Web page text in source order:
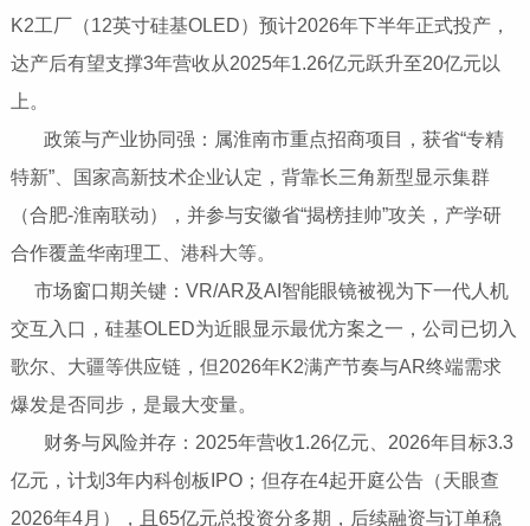
K2工厂（12英寸硅基OLED）预计2026年下半年正式投产‌，
达产后有望支撑3年营收从2025年1.26亿元跃升至20亿元以
上。
政策与产业协同强‌：属淮南市重点招商项目，获省“专精
特新”、国家高新技术企业认定，背靠长三角新型显示集群
（合肥-淮南联动），并参与安徽省“揭榜挂帅”攻关，产学研
合作覆盖华南理工、港科大等。
市场窗口期关键‌：VR/AR及AI智能眼镜被视为下一代人机
交互入口，硅基OLED为近眼显示最优方案之一，公司已切入
歌尔、大疆等供应链，但‌2026年K2满产节奏与AR终端需求
爆发是否同步，是最大变量‌。
财务与风险并存‌：2025年营收1.26亿元、2026年目标3.3
亿元，计划3年内科创板IPO；但存在4起开庭公告（天眼查
2026年4月），且65亿元总投资分多期，后续融资与订单稳